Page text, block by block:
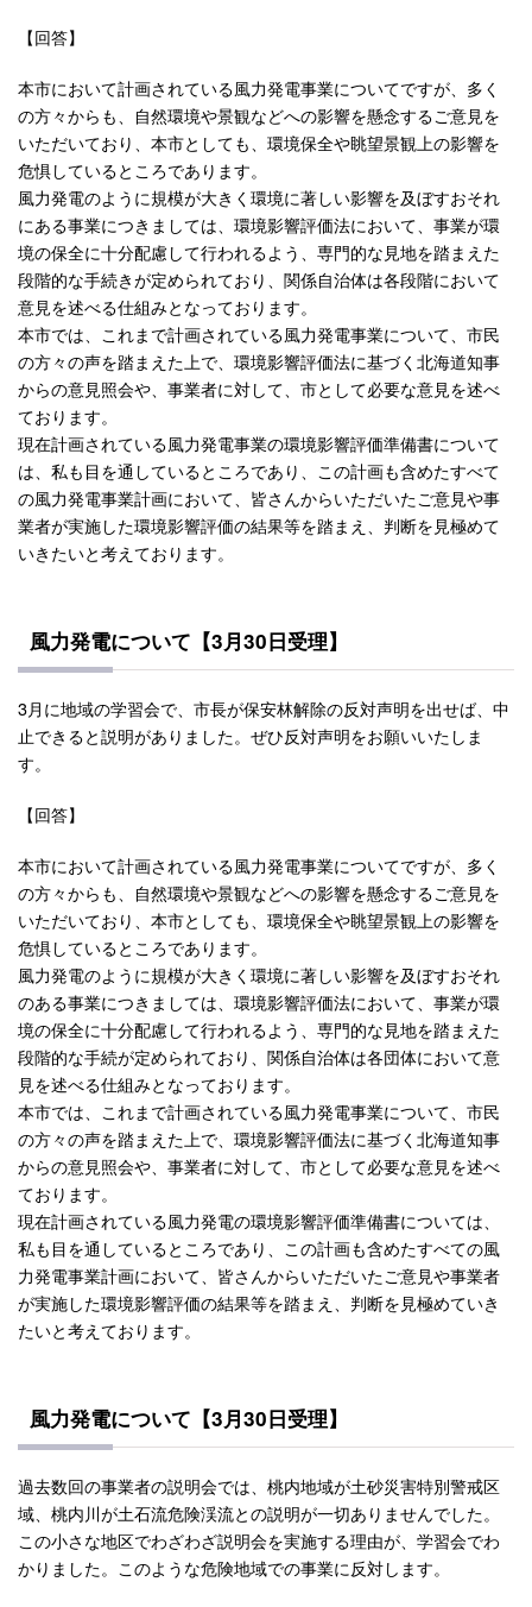
【回答】
本市において計画されている風力発電事業についてですが、多く
の方々からも、自然環境や景観などへの影響を懸念するご意見を
いただいており、本市としても、環境保全や眺望景観上の影響を
危惧しているところであります。
風力発電のように規模が大きく環境に著しい影響を及ぼすおそれ
にある事業につきましては、環境影響評価法において、事業が環
境の保全に十分配慮して行われるよう、専門的な見地を踏まえた
段階的な手続きが定められており、関係自治体は各段階において
意見を述べる仕組みとなっております。
本市では、これまで計画されている風力発電事業について、市民
の方々の声を踏まえた上で、環境影響評価法に基づく北海道知事
からの意見照会や、事業者に対して、市として必要な意見を述べ
ております。
現在計画されている風力発電事業の環境影響評価準備書について
は、私も目を通しているところであり、この計画も含めたすべて
の風力発電事業計画において、皆さんからいただいたご意見や事
業者が実施した環境影響評価の結果等を踏まえ、判断を見極めて
いきたいと考えております。
風力発電について【3月30日受理】
3月に地域の学習会で、市長が保安林解除の反対声明を出せば、中
止できると説明がありました。ぜひ反対声明をお願いいたしま
す。
【回答】
本市において計画されている風力発電事業についてですが、多く
の方々からも、自然環境や景観などへの影響を懸念するご意見を
いただいており、本市としても、環境保全や眺望景観上の影響を
危惧しているところであります。
風力発電のように規模が大きく環境に著しい影響を及ぼすおそれ
のある事業につきましては、環境影響評価法において、事業が環
境の保全に十分配慮して行われるよう、専門的な見地を踏まえた
段階的な手続が定められており、関係自治体は各団体において意
見を述べる仕組みとなっております。
本市では、これまで計画されている風力発電事業について、市民
の方々の声を踏まえた上で、環境影響評価法に基づく北海道知事
からの意見照会や、事業者に対して、市として必要な意見を述べ
ております。
現在計画されている風力発電の環境影響評価準備書については、
私も目を通しているところであり、この計画も含めたすべての風
力発電事業計画において、皆さんからいただいたご意見や事業者
が実施した環境影響評価の結果等を踏まえ、判断を見極めていき
たいと考えております。
風力発電について【3月30日受理】
過去数回の事業者の説明会では、桃内地域が土砂災害特別警戒区
域、桃内川が土石流危険渓流との説明が一切ありませんでした。
この小さな地区でわざわざ説明会を実施する理由が、学習会でわ
かりました。このような危険地域での事業に反対します。